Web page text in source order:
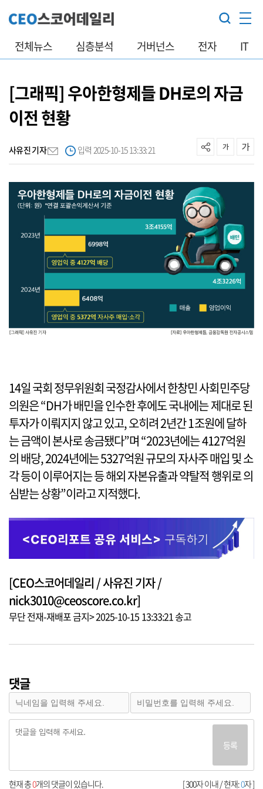
전체뉴스 심층분석 거버넌스 전자 IT
[그래픽] 우아한형제들 DH로의 자금
이전 현황
사유진 기자 입력 2025-10-15 13:33:21
14일 국회 정무위원회 국정감사에서 한창민 사회민주당
의원은 “DH가 배민을 인수한 후에도 국내에는 제대로 된
투자가 이뤄지지 않고 있고, 오히려 2년간 1조원에 달하
는 금액이 본사로 송금됐다”며 “2023년에는 4127억원
의 배당, 2024년에는 5327억원 규모의 자사주 매입 및 소
각 등이 이루어지는 등 해외 자본유출과 약탈적 행위로 의
심받는 상황”이라고 지적했다.
[CEO스코어데일리 / 사유진 기자 /
nick3010@ceoscore.co.kr]
무단 전재-재배포 금지> 2025-10-15 13:33:21 송고
댓글
등록
[ 300자 이내 / 현재:0자 ]
현재 총0개의 댓글이 있습니다.